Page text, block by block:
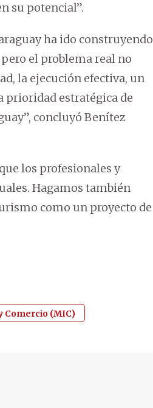
su potencial”.
ha ido construyendo
el problema real no
la ejecución efectiva, un
prioridad estratégica de
concluyó Benítez
los profesionales y
Hagamos también
como un proyecto de
Comercio (MIC)